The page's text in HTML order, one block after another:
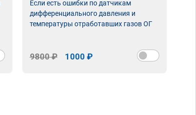
Если есть ошибки по датчикам
дифференциального давления и
температуры отработавших газов ОГ
9800 ₽ 1000 ₽